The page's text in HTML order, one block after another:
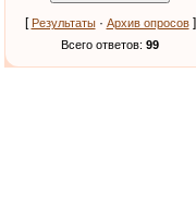
[ Результаты· Архив опросов]
Всего ответов: 99